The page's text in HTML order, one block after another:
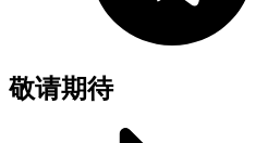
敬请期待